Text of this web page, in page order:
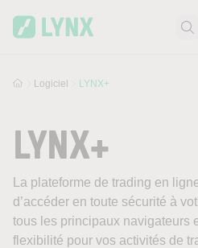
Logiciel LYNX+
LYNX+
La plateforme de trading en
d’accéder en toute sécurité à
tous les principaux navigateurs
flexibilité pour vos activités de